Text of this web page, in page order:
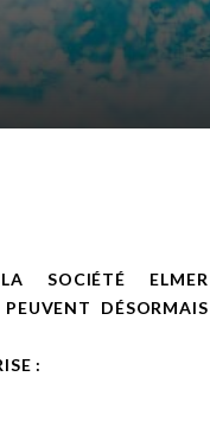
SOCIÉTÉ ELMER
DÉSORMAIS
: